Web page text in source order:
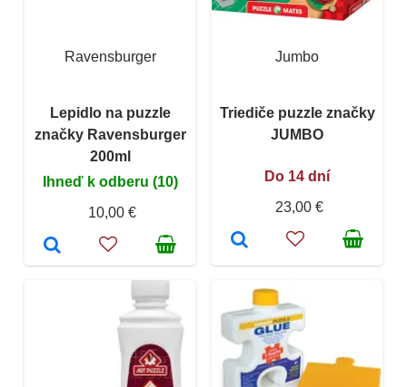
Ravensburger
Lepidlo na puzzle
značky Ravensburger
200ml
Ihneď k odberu (10)
10,00 €
Jumbo
Triediče puzzle značky
JUMBO
Do 14 dní
23,00 €